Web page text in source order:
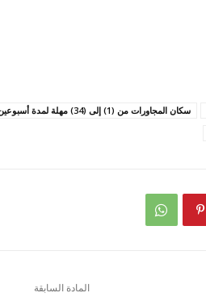
سكان المجاورات من (1) إلى (34) مهلة لمدة أسبوعين
المادة السابقة